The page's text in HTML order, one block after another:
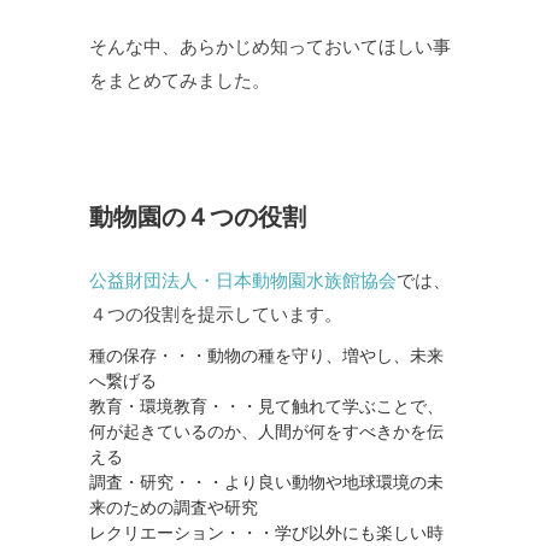
そんな中、あらかじめ知っておいてほしい事
をまとめてみました。
動物園の４つの役割
公益財団法人・日本動物園水族館協会では、
４つの役割を提示しています。
種の保存・・・動物の種を守り、増やし、未来
へ繋げる
教育・環境教育・・・見て触れて学ぶことで、
何が起きているのか、人間が何をすべきかを伝
える
調査・研究・・・より良い動物や地球環境の未
来のための調査や研究
レクリエーション・・・学び以外にも楽しい時